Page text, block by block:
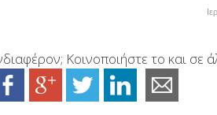
Κοινοποιήστε το και σε